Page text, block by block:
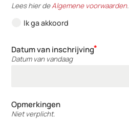
Lees hier deAlgemene voorwaarden.
Ik ga akkoord
Datum van inschrijving
Datum van vandaag
Opmerkingen
Niet verplicht.